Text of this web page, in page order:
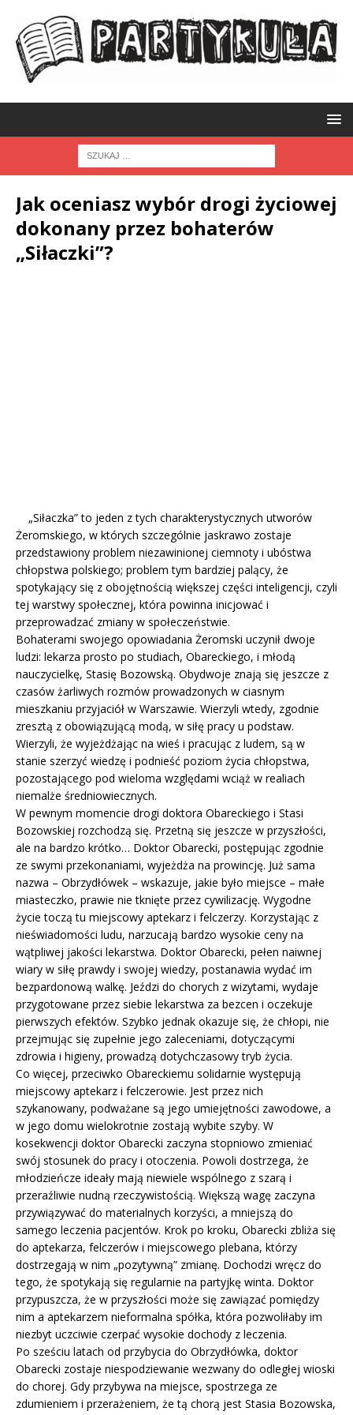
Jak oceniasz wybór drogi życiowej
dokonany przez bohaterów
„Siłaczki”?
„Siłaczka” to jeden z tych charakterystycznych utworów
Żeromskiego, w których szczególnie jaskrawo zostaje
przedstawiony problem niezawinionej ciemnoty i ubóstwa
chłopstwa polskiego; problem tym bardziej palący, że
spotykający się z obojętnością większej części inteligencji, czyli
tej warstwy społecznej, która powinna inicjować i
przeprowadzać zmiany w społeczeństwie.
Bohaterami swojego opowiadania Żeromski uczynił dwoje
ludzi: lekarza prosto po studiach, Obareckiego, i młodą
nauczycielkę, Stasię Bozowską. Obydwoje znają się jeszcze z
czasów żarliwych rozmów prowadzonych w ciasnym
mieszkaniu przyjaciół w Warszawie. Wierzyli wtedy, zgodnie
zresztą z obowiązującą modą, w siłę pracy u podstaw.
Wierzyli, że wyjeżdżając na wieś i pracując z ludem, są w
stanie szerzyć wiedzę i podnieść poziom życia chłopstwa,
pozostającego pod wieloma względami wciąż w realiach
niemalże średniowiecznych.
W pewnym momencie drogi doktora Obareckiego i Stasi
Bozowskiej rozchodzą się. Przetną się jeszcze w przyszłości,
ale na bardzo krótko… Doktor Obarecki, postępując zgodnie
ze swymi przekonaniami, wyjeżdża na prowincję. Już sama
nazwa – Obrzydłówek – wskazuje, jakie było miejsce – małe
miasteczko, prawie nie tknięte przez cywilizację. Wygodne
życie toczą tu miejscowy aptekarz i felczerzy. Korzystając z
nieświadomości ludu, narzucają bardzo wysokie ceny na
wątpliwej jakości lekarstwa. Doktor Obarecki, pełen naiwnej
wiary w siłę prawdy i swojej wiedzy, postanawia wydać im
bezpardonową walkę. Jeździ do chorych z wizytami, wydaje
przygotowane przez siebie lekarstwa za bezcen i oczekuje
pierwszych efektów. Szybko jednak okazuje się, że chłopi, nie
przejmując się zupełnie jego zaleceniami, dotyczącymi
zdrowia i higieny, prowadzą dotychczasowy tryb życia.
Co więcej, przeciwko Obareckiemu solidarnie występują
miejscowy aptekarz i felczerowie. Jest przez nich
szykanowany, podważane są jego umiejętności zawodowe, a
w jego domu wielokrotnie zostają wybite szyby. W
kosekwencji doktor Obarecki zaczyna stopniowo zmieniać
swój stosunek do pracy i otoczenia. Powoli dostrzega, że
młodzieńcze ideały mają niewiele wspólnego z szarą i
przeraźliwie nudną rzeczywistością. Większą wagę zaczyna
przywiązywać do materialnych korzyści, a mniejszą do
samego leczenia pacjentów. Krok po kroku, Obarecki zbliża się
do aptekarza, felczerów i miejscowego plebana, którzy
dostrzegają w nim „pozytywną” zmianę. Dochodzi wręcz do
tego, że spotykają się regularnie na partyjkę winta. Doktor
przypuszcza, że w przyszłości może się zawiązać pomiędzy
nim a aptekarzem nieformalna spółka, która pozwoliłaby im
niezbyt uczciwie czerpać wysokie dochody z leczenia.
Po sześciu latach od przybycia do Obrzydłówka, doktor
Obarecki zostaje niespodziewanie wezwany do odległej wioski
do chorej. Gdy przybywa na miejsce, spostrzega ze
zdumieniem i przerażeniem, że tą chorą jest Stasia Bozowska,